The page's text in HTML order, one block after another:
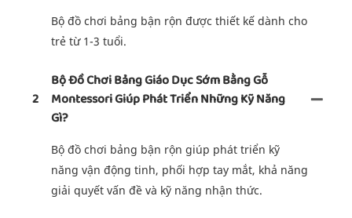
Bộ đồ chơi bảng bận rộn được thiết kế dành cho
trẻ từ 1-3 tuổi.
2
Bộ Đồ Chơi Bảng Giáo Dục Sớm Bằng Gỗ
Montessori Giúp Phát Triển Những Kỹ Năng
Gì?
Bộ đồ chơi bảng bận rộn giúp phát triển kỹ
năng vận động tinh, phối hợp tay mắt, khả năng
giải quyết vấn đề và kỹ năng nhận thức.